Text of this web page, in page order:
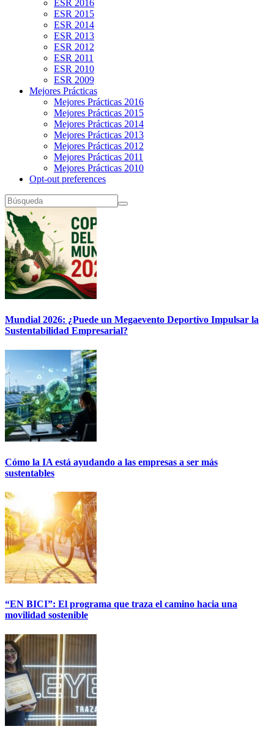
ESR 2016
ESR 2015
ESR 2014
ESR 2013
ESR 2012
ESR 2011
ESR 2010
ESR 2009
Mejores Prácticas
Mejores Prácticas 2016
Mejores Prácticas 2015
Mejores Prácticas 2014
Mejores Prácticas 2013
Mejores Prácticas 2012
Mejores Prácticas 2011
Mejores Prácticas 2010
Opt-out preferences
Mundial 2026: ¿Puede un Megaevento Deportivo Impulsar la
Sustentabilidad Empresarial?
Cómo la IA está ayudando a las empresas a ser más
sustentables
“EN BICI”: El programa que traza el camino hacia una
movilidad sostenible